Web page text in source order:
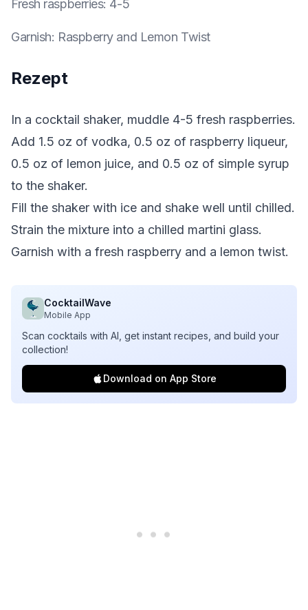
Fresh raspberries: 4-5
Garnish: Raspberry and Lemon Twist
Rezept
In a cocktail shaker, muddle 4-5 fresh raspberries.
Add 1.5 oz of vodka, 0.5 oz of raspberry liqueur,
0.5 oz of lemon juice, and 0.5 oz of simple syrup
to the shaker.
Fill the shaker with ice and shake well until chilled.
Strain the mixture into a chilled martini glass.
Garnish with a fresh raspberry and a lemon twist.
CocktailWave
Mobile App
Scan cocktails with AI, get instant recipes, and build your
collection!
Download on App Store